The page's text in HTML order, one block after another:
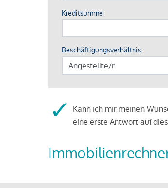
Kann ich mir meinen
eine erste Antwort auf